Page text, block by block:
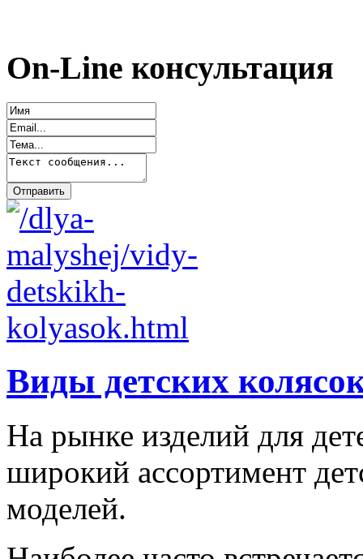
On-Line консультация
Виды детских
На рынке изделий для
широкий ассортимент
моделей.